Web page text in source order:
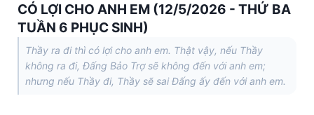
CÓ LỢI CHO ANH EM (12/5/2026 - THỨ BA
TUẦN 6 PHỤC SINH)
Thầy ra đi thì có lợi cho anh em. Thật vậy, nếu Thầy
không ra đi, Đấng Bảo Trợ sẽ không đến với anh em;
nhưng nếu Thầy đi, Thầy sẽ sai Đấng ấy đến với anh em.